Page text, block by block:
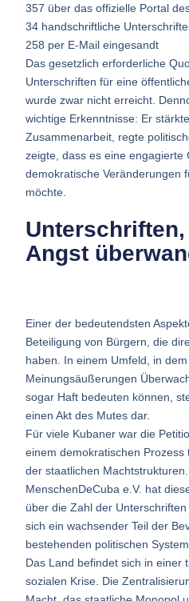
357 über das offizielle Portal
34 handschriftliche
258 per E-Mail eingesandt
Das gesetzlich erforderliche
Unterschriften für eine
wurde zwar nicht erreicht.
wichtige Erkenntnisse: Er
Zusammenarbeit, regte
zeigte, dass es eine engagierte
demokratische Veränderungen
möchte.
Angst
Einer der bedeutendsten
Beteiligung von Bürgern, die
haben. In einem Umfeld, in
Meinungsäußerungen
sogar Haft bedeuten können,
einen Akt des Mutes dar.
Für viele Kubaner war die
einem demokratischen
der staatlichen
MenschenDeCuba e.V. hat
über die Zahl der
sich ein wachsender Teil der
bestehenden politischen
Das Land befindet sich in einer
sozialen Krise. Die